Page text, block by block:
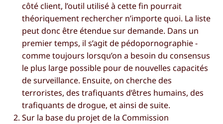
côté client, l’outil utilisé à cette fin pourrait
théoriquement rechercher n’importe quoi. La liste
peut donc être étendue sur demande. Dans un
premier temps, il s’agit de pédopornographie -
comme toujours lorsqu’on a besoin du consensus
le plus large possible pour de nouvelles capacités
de surveillance. Ensuite, on cherche des
terroristes, des trafiquants d’êtres humains, des
trafiquants de drogue, et ainsi de suite.
Sur la base du projet de la Commission